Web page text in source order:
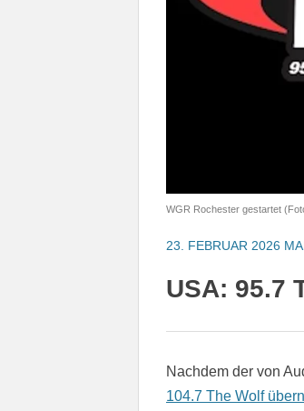
WGR Rochester gestartet
23. FEBRUAR 2026
USA: 95.7
Nachdem der von
104.7 The Wolf